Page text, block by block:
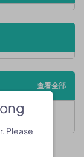
查看全部
Please
Please